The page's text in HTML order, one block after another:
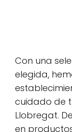
Con una
elegida,
cuidado de
Llobregat.
en